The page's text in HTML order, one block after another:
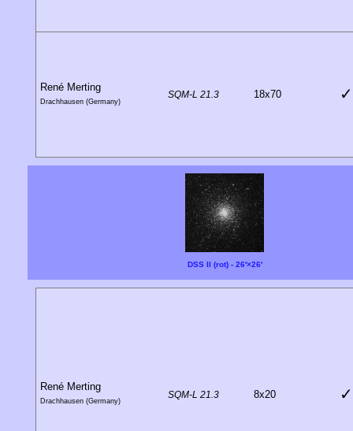
René Merting
Drachhausen (Germany)
SQM-L 21.3 18x70 ✓
DSS II (rot) - 26'×26'
René Merting
Drachhausen (Germany)
SQM-L 21.3 8x20 ✓